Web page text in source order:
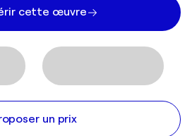
cette œuvre
un prix